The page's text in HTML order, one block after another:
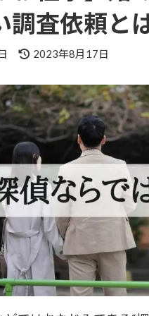
調査依頼と
最
更
新
日
時
:
2023年8月17日